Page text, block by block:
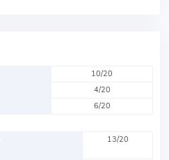
10/20
4/20
6/20
13/20